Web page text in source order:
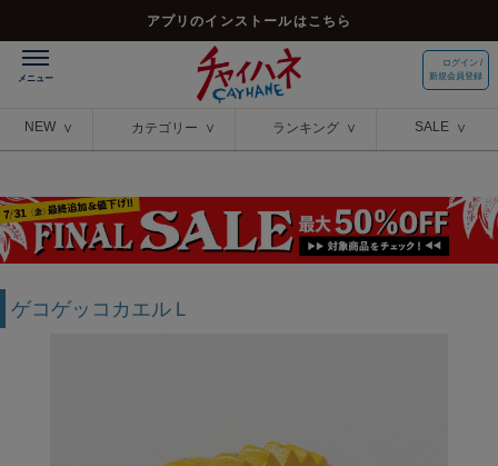
アプリのインストールはこちら
ログイン /
新規会員登録
NEW カテゴリー ランキング SALE
ゲコゲッコカエルＬ